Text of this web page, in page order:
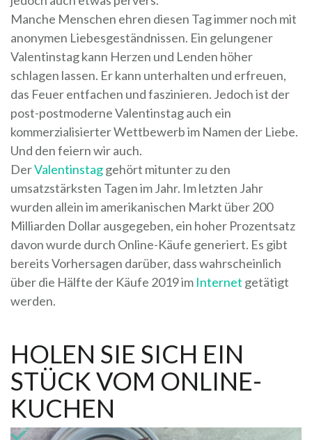
Manche Menschen ehren diesen Tag immer noch mit
anonymen Liebesgeständnissen. Ein gelungener
Valentinstag kann Herzen und Lenden höher
schlagen lassen. Er kann unterhalten und erfreuen,
das Feuer entfachen und faszinieren. Jedoch ist der
post-postmoderne Valentinstag auch ein
kommerzialisierter Wettbewerb im Namen der Liebe.
Und den feiern wir auch.
DerValentinstaggehört mitunter zu den
umsatzstärksten Tagen im Jahr. Im letzten Jahr
wurden allein im amerikanischen Markt über 200
Milliarden Dollar ausgegeben, ein hoher Prozentsatz
davon wurde durch Online-Käufe generiert. Es gibt
bereits Vorhersagen darüber, dass wahrscheinlich
über die Hälfte der Käufe 2019 im Internet getätigt
werden.
HOLEN SIE SICH EIN
STÜCK VOM ONLINE-
KUCHEN